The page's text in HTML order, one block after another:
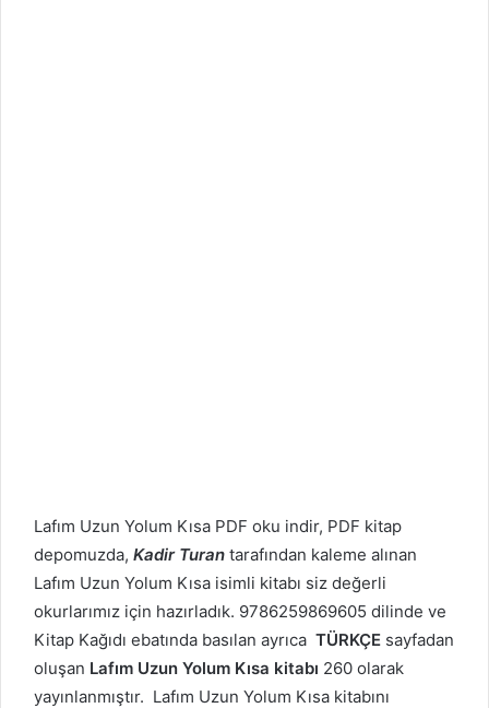
Lafım Uzun Yolum Kısa PDF oku indir, PDF kitap
depomuzda, Kadir Turan tarafından kaleme alınan
Lafım Uzun Yolum Kısa isimli kitabı siz değerli
okurlarımız için hazırladık. 9786259869605 dilinde ve
Kitap Kağıdı ebatında basılan ayrıca TÜRKÇE sayfadan
oluşan Lafım Uzun Yolum Kısa kitabı 260 olarak
yayınlanmıştır. Lafım Uzun Yolum Kısa kitabını